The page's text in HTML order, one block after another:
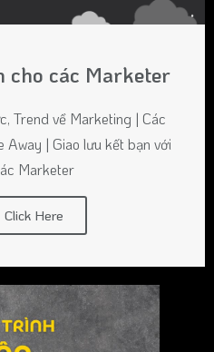
cho các Marketer
Trend về Marketing | Các
Away | Giao lưu kết bạn với
Marketer
Click Here